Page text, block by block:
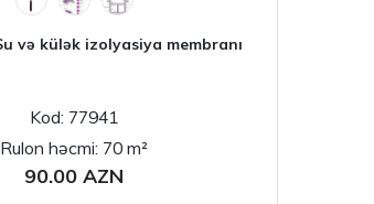
Kod: 77941
Rulon həcmi: 70 m²
90.00 AZN